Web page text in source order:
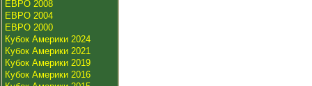
ЕВРО 2008
ЕВРО 2004
ЕВРО 2000
Кубок Америки 2024
Кубок Америки 2021
Кубок Америки 2019
Кубок Америки 2016